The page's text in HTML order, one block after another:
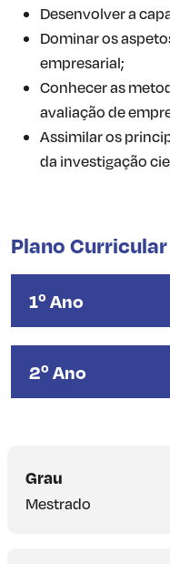
Desenvolver a
Dominar os
empresarial;
Conhecer as
avaliação de
Assimilar os
da investigação
Plano Curricular
1º Ano
2º Ano
Grau
Mestrado